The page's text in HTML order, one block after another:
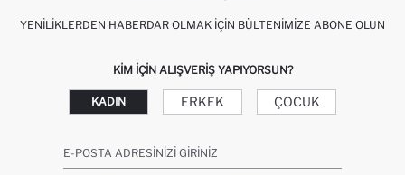
YENILIKLERDEN HABERDAR OLMAK İÇIN BÜLTENIMIZE ABONE OLUN
KIM IÇIN ALIŞVERIŞ YAPIYORSUN?
KADIN ERKEK ÇOCUK
E-POSTA ADRESINIZI GIRINIZ